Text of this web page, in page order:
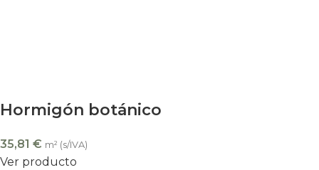
Hormigón botánico
35,81 € m² (s/IVA)
Ver producto